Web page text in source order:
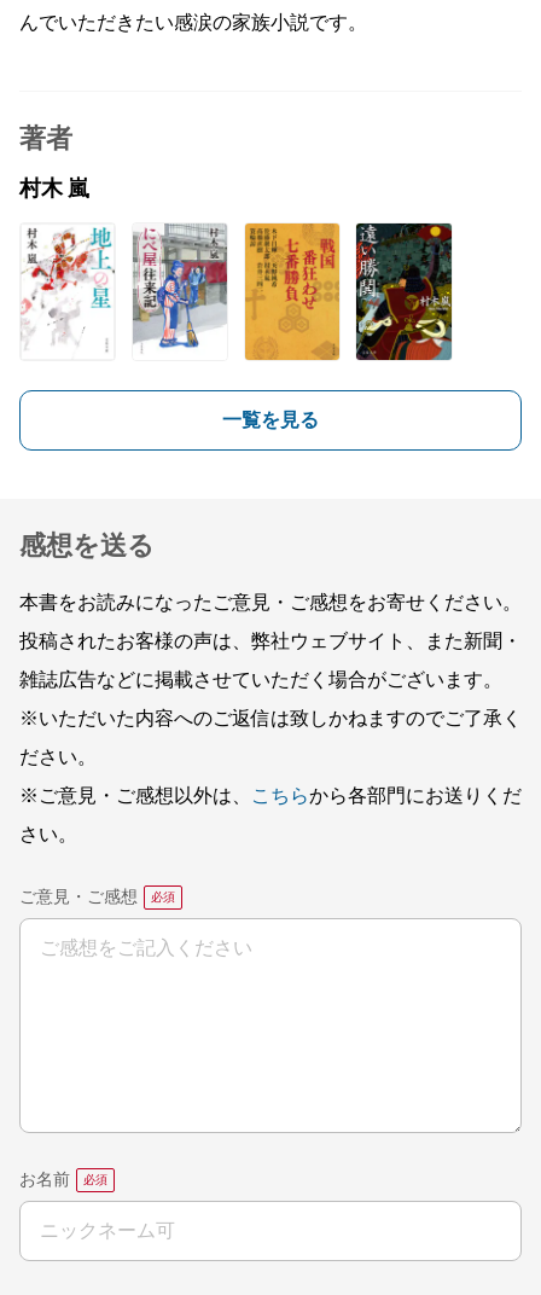
んでいただきたい感涙の家族小説です。
著者
村木 嵐
一覧を見る
感想を送る
本書をお読みになったご意見・ご感想をお寄せください。
投稿されたお客様の声は、弊社ウェブサイト、また新聞・
雑誌広告などに掲載させていただく場合がございます。
※いただいた内容へのご返信は致しかねますのでご了承く
ださい。
※ご意見・ご感想以外は、
こちらから各部門にお送りくだ
さい。
ご意見・ご感想
お名前